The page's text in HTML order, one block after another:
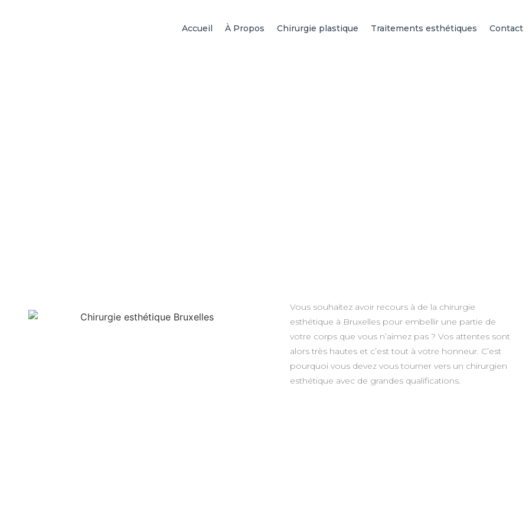
Accueil À Propos Chirurgie plastique Traitements esthétiques Contact
Vous souhaitez avoir recours à de la chirurgie
esthétique à Bruxelles pour embellir une partie de
votre corps que vous n’aimez pas ? Vos attentes sont
alors très hautes et c’est tout à votre honneur. C’est
pourquoi vous devez vous tourner vers un chirurgien
esthétique avec de grandes qualifications.